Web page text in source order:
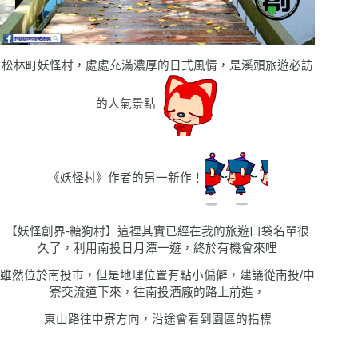
松林町妖怪村，處處充滿濃厚的日式風情，是溪頭旅遊必訪
的人氣景點
《妖怪村》作者的另一新作！
【妖怪創界-糖狗村】這裡其實已經在我的旅遊口袋名單很
久了，利用南投日月潭一遊，終於有機會來哩
雖然位於南投市，但是地理位置有點小偏僻，建議從南投/中
寮交流道下來，往南投酒廠的路上前進，
東山路往中寮方向，沿途會看到園區的指標